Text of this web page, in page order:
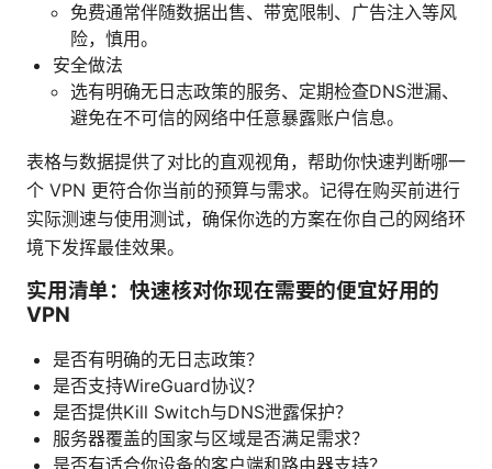
免费通常伴随数据出售、带宽限制、广告注入等风
险，慎用。
安全做法
选有明确无日志政策的服务、定期检查DNS泄漏、
避免在不可信的网络中任意暴露账户信息。
表格与数据提供了对比的直观视角，帮助你快速判断哪一
个 VPN 更符合你当前的预算与需求。记得在购买前进行
实际测速与使用测试，确保你选的方案在你自己的网络环
境下发挥最佳效果。
实用清单：快速核对你现在需要的便宜好用的
VPN
是否有明确的无日志政策？
是否支持WireGuard协议？
是否提供Kill Switch与DNS泄露保护？
服务器覆盖的国家与区域是否满足需求？
是否有适合你设备的客户端和路由器支持？